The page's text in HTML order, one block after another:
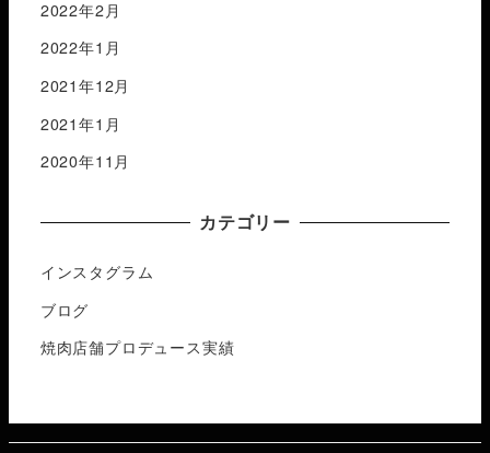
2022年2月
2022年1月
2021年12月
2021年1月
2020年11月
カテゴリー
インスタグラム
ブログ
焼肉店舗プロデュース実績